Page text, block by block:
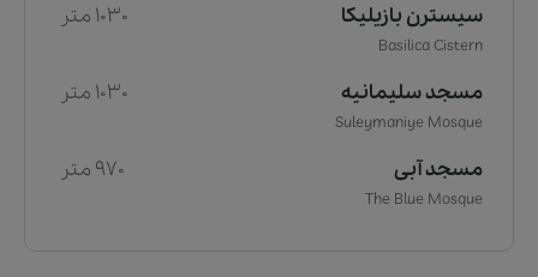
سیسترن بازیلیکا 1030 متر
Basilica Cistern
مسجد سلیمانیه 1030 متر
Suleymaniye Mosque
مسجد آبی 970 متر
The Blue Mosque